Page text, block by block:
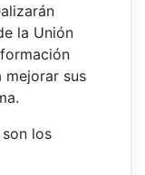
la Unión
mejorar sus
los